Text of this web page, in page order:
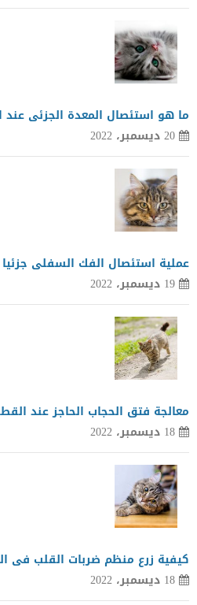
ما هو استئصال المعدة الجزئى
20 ديسمبر، 2022
عملية استئصال الفك السفلى
19 ديسمبر، 2022
معالجة فتق الحجاب الحاجز عند
18 ديسمبر، 2022
كيفية زرع منظم ضربات القلب فى
18 ديسمبر، 2022